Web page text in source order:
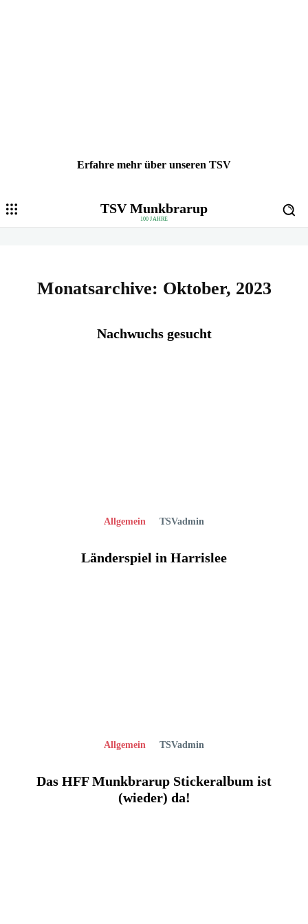
Erfahre mehr über unseren TSV
TSV Munkbrarup
100 JAHRE
Monatsarchive: Oktober, 2023
Nachwuchs gesucht
Allgemein TSVadmin
Länderspiel in Harrislee
Allgemein TSVadmin
Das HFF Munkbrarup Stickeralbum ist
(wieder) da!